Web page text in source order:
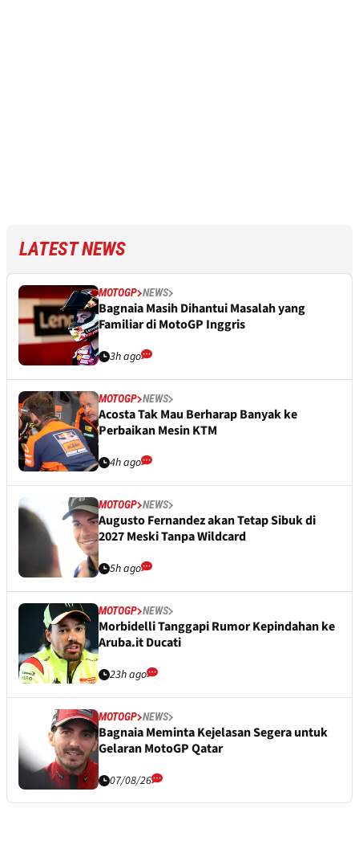
LATEST NEWS
MOTOGP NEWS
Bagnaia Masih Dihantui Masalah yang
Familiar di MotoGP Inggris
3h ago
MOTOGP NEWS
Acosta Tak Mau Berharap Banyak ke
Perbaikan Mesin KTM
4h ago
MOTOGP NEWS
Augusto Fernandez akan Tetap Sibuk di
2027 Meski Tanpa Wildcard
5h ago
MOTOGP NEWS
Morbidelli Tanggapi Rumor Kepindahan ke
Aruba.it Ducati
23h ago
MOTOGP NEWS
Bagnaia Meminta Kejelasan Segera untuk
Gelaran MotoGP Qatar
07/08/26